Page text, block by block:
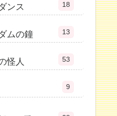
ンス 18
ムの鐘 13
怪人 53
9